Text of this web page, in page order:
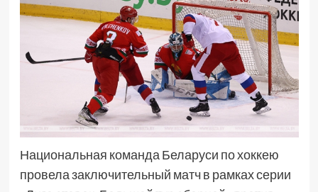
Национальная команда Беларуси по хоккею
провела заключительный матч в рамках серии